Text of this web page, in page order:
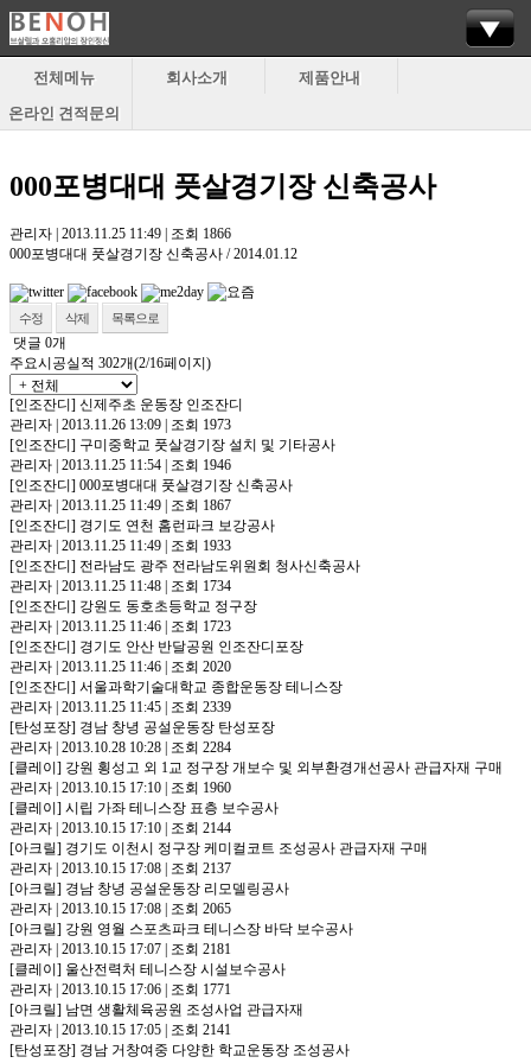
전체메뉴 회사소개
제품안내
온라인 견적문의
000포병대대 풋살경기장 신축공사
관리자 2013.11.25 11:49 조회 1866
000포병대대 풋살경기장 신축공사 / 2014.01.12
수정 삭제 목록으로
댓글 0개
주요시공실적 302개(2/16페이지)
[인조잔디] 신제주초 운동장 인조잔디
관리자 2013.11.26 13:09
조회 1973
[인조잔디] 구미중학교 풋살경기장 설치 및 기타공사
관리자 2013.11.25 11:54
조회 1946
[인조잔디] 000포병대대 풋살경기장 신축공사
관리자 2013.11.25 11:49
조회 1867
[인조잔디] 경기도 연천 홈런파크 보강공사
관리자 2013.11.25 11:49
조회 1933
[인조잔디] 전라남도 광주 전라남도위원회 청사신축공사
관리자 2013.11.25 11:48
조회 1734
[인조잔디] 강원도 동호초등학교 정구장
관리자 2013.11.25 11:46
조회 1723
[인조잔디] 경기도 안산 반달공원 인조잔디포장
관리자 2013.11.25 11:46
조회 2020
[인조잔디] 서울과학기술대학교 종합운동장 테니스장
관리자 2013.11.25 11:45
조회 2339
[탄성포장] 경남 창녕 공설운동장 탄성포장
관리자 2013.10.28 10:28
조회 2284
[클레이] 강원 횡성고 외 1교 정구장 개보수 및 외부환경개선공사 관급자재 구매
관리자 2013.10.15 17:10
조회 1960
[클레이] 시립 가좌 테니스장 표층 보수공사
관리자 2013.10.15 17:10
조회 2144
[아크릴] 경기도 이천시 정구장 케미컬코트 조성공사 관급자재 구매
관리자 2013.10.15 17:08
조회 2137
[아크릴] 경남 창녕 공설운동장 리모델링공사
관리자 2013.10.15 17:08
조회 2065
[아크릴] 강원 영월 스포츠파크 테니스장 바닥 보수공사
관리자 2013.10.15 17:07
조회 2181
[클레이] 울산전력처 테니스장 시설보수공사
관리자 2013.10.15 17:06
조회 1771
[아크릴] 남면 생활체육공원 조성사업 관급자재
관리자 2013.10.15 17:05
조회 2141
[탄성포장] 경남 거창여중 다양한 학교운동장 조성공사